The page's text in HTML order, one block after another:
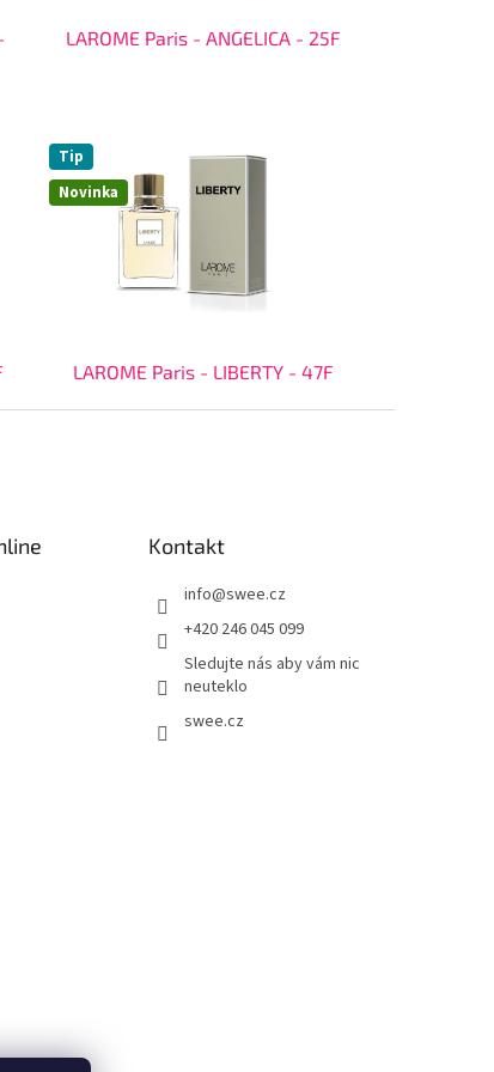
LAROME Paris - ANGELICA - 25F
Novinka
Tip
LAROME Paris - LIBERTY - 47F
Kontakt
info@swee.cz
+420 246 045 099
Sledujte nás aby vám nic
neuteklo
swee.cz